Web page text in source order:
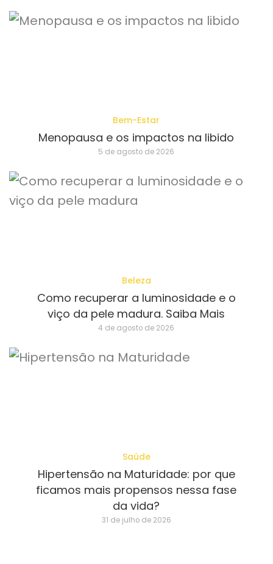
Bem-Estar
Menopausa e os impactos na libido
5 de agosto de 2026
Beleza
Como recuperar a luminosidade e o
viço da pele madura. Saiba Mais
4 de agosto de 2026
Saúde
Hipertensão na Maturidade: por que
ficamos mais propensos nessa fase
da vida?
31 de julho de 2026